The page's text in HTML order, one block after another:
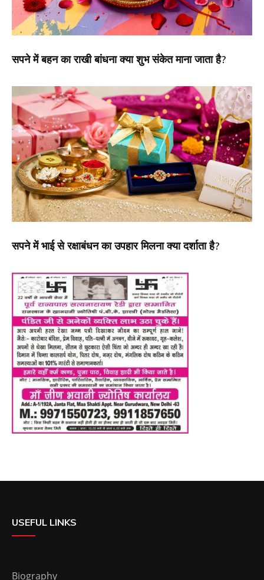
सपने में बहन का राखी बांधना क्या शुभ संकेत माना जाता है?
सपने में भाई से रक्षाबंधन का उपहार मिलना क्या दर्शाता है?
USEFUL LINKS
Biography